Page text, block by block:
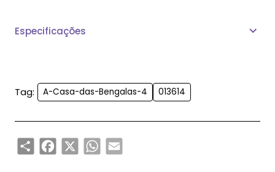
Especificações
Tag: A-Casa-das-Bengalas-4 013614
ShareFacebook
X WhatsApp
Email